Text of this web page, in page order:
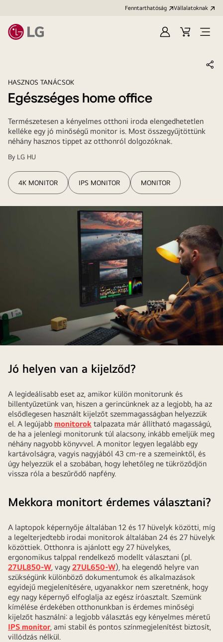
Fenntarthatóság Vállalatoknak
Bejelentkezés
KosárMenü
HASZNOS TANÁCSOK
Egészséges home office
Természetesen a kényelmes otthoni iroda elengedhetetlen
kelléke egy jó minőségű monitor is. Most összegyűjtöttünk
néhány hasznos tippet az otthonról dolgozóknak.
By LG HU
4K MONITOR IPS MONITOR MONITOR
Monitors
contribute
ergonomic
workstation.
Jó helyen van a kijelződ?
A legideálisabb eset az, amikor külön monitorunk és
billentyűzetünk van, hiszen a gerincünknek az a legjobb, ha az
elsődlegesen használt kijelzőt szemmagasságban helyezzük
el. A legújabb monitorok talpazata már állítható magasságú,
de ha a jelenlegi monitorunk túl alacsony, inkább emeljük meg
néhány nagyobb könyvvel. A monitor legyen legalább egy
kartávolságra, vagyis nagyjából 43 cm-re a szemeinktől, és
úgy helyezzük el a szobában, hogy lehetőleg ne tükröződjön
vissza róla a beszűrődő napfény.
Mekkora monitort érdemes választani?
A laptopok képernyője általában 12 és 17 hüvelyk közötti, míg
a legelterjedtebb irodai monitorok általában 24 és 27 hüvelyk
közöttiek. Otthonra is ajánlott egy 27 hüvelykes,
ergonomikus talppal rendelkező modellt választani (pl.
27UL850-W, vagy 27UL650-W), ha elegendő helyre van
szükségünk különböző dokumentumok és alkalmazások
egyidejű megjelenítésére, ugyanakkor nem szeretnénk, hogy
egy nagy képernyő elfoglalja az egész íróasztalt. Szemünk
kímélése érdekében otthonunkban is érdemes minőségi
kijelzőt használni: a legjobb választás egy kényelmes méretű
IPS monitor, ami stabil és pontos színmegjelenítést biztosít,
villódzás nélkül.